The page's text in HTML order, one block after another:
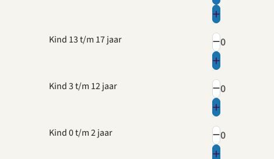
Kind 13 t/m 17 jaar
Kind 3 t/m 12 jaar
Kind 0 t/m 2 jaar